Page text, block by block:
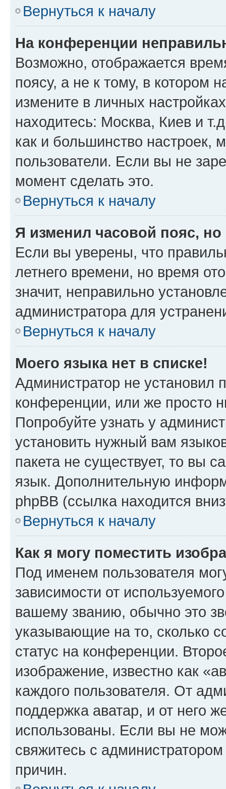
Вернуться к началу
На конференции
Возможно, отображается
поясу, а не к тому, в котором
измените в личных
находитесь: Москва, Киев и
как и большинство настроек,
пользователи. Если вы не
момент сделать это.
Вернуться к началу
Я изменил часовой пояс,
Если вы уверены, что
летнего времени, но время
значит, неправильно
администратора для
Вернуться к началу
Моего языка нет в списке!
Администратор не установил
конференции, или же просто
Попробуйте узнать у
установить нужный вам
пакета не существует, то вы
язык. Дополнительную
phpBB (ссылка находится
Вернуться к началу
Как я могу поместить
Под именем пользователя
зависимости от
вашему званию, обычно это
указывающие на то, сколько
статус на конференции.
изображение, известно как
каждого пользователя. От
поддержка аватар, и от него
использованы. Если вы не
свяжитесь с
причин.